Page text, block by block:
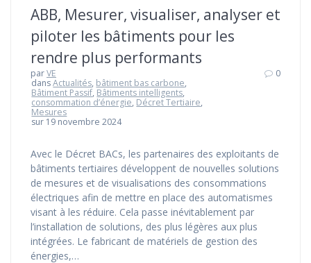
ABB, Mesurer, visualiser, analyser et
piloter les bâtiments pour les
rendre plus performants
parVE
dansActualités, bâtiment bas carbone,
Bâtiment Passif, Bâtiments intelligents,
consommation d’énergie, Décret Tertiaire,
Mesures
sur 19 novembre 2024
0
Avec le Décret BACs, les partenaires des exploitants de
bâtiments tertiaires développent de nouvelles solutions
de mesures et de visualisations des consommations
électriques afin de mettre en place des automatismes
visant à les réduire. Cela passe inévitablement par
l’installation de solutions, des plus légères aux plus
intégrées. Le fabricant de matériels de gestion des
énergies,…